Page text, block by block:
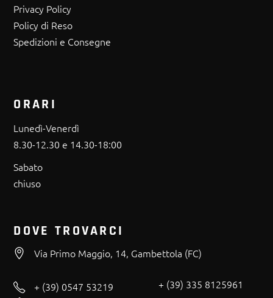
Privacy Policy
Policy di Reso
Spedizioni e Consegne
ORARI
Lunedì-Venerdì
8.30-12.30 e 14.30-18:00
Sabato
chiuso
DOVE TROVARCI
Via Primo Maggio, 14, Gambettola (FC)
+ (39) 0547 53219
+ (39) 335 8125961